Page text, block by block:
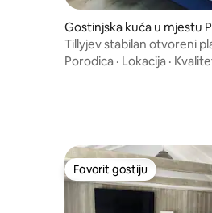
Gostinjska kuća u mjestu
e
Tillyjev stabilan otvoreni
Porodica · Lokacija ·
Favorit gostiju
Favorit gostiju